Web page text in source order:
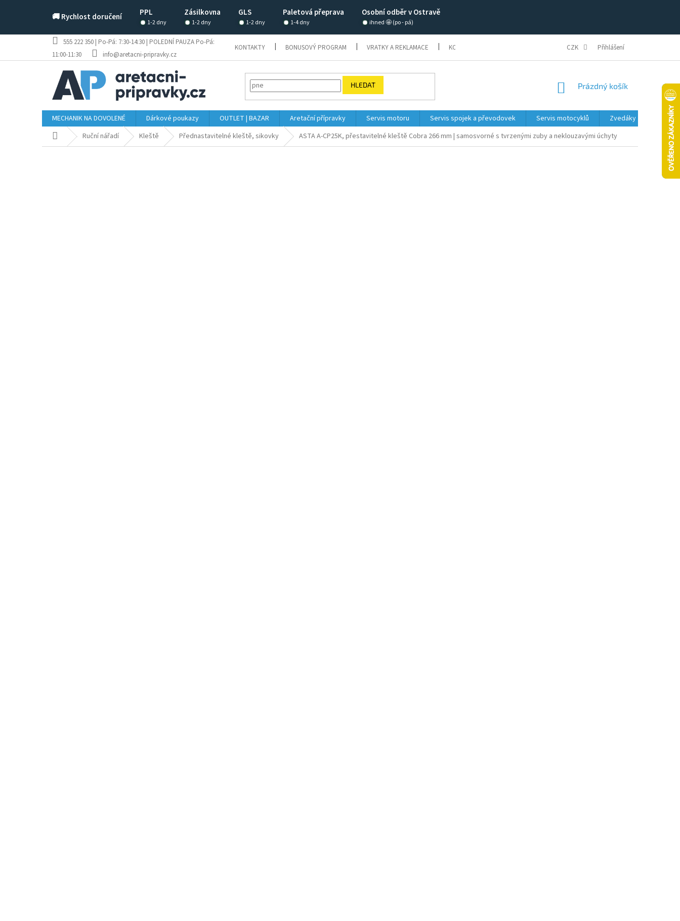
🚚 Rychlost doručení PPL Zásilkovna GLS Paletová přeprava Osobní odběr v Ostravě
1-2 dny 1-2 dny 1-2 dny 1-4 dny ihned 🤩 (po - pá)
555 222 350 | Po-Pá: 7:30-14:30 | POLEDNÍ PAUZA Po-Pá:
11:00-11:30
info@aretacni-pripravky.cz
KONTAKTY BONUSOVÝ PROGRAM VRATKY A REKLAMACE KONFIGURÁTOR REKLAMAČNÍ ŘÁD A PODMÍNKY OBCHODNÍ
CZK Přihlášení
HLEDAT
NÁKUPNÍ
Prázdný košík
MECHANIK NA DOVOLENÉ Dárkové poukazy OUTLET | BAZAR Aretační přípravky Servis motoru Servis spojek a převodovek Servis motocyklů Zvedáky
Domů Ruční nářadí Kleště Přednastavitelné kleště, sikovky ASTA A-CP25K, přestavitelné kleště Cobra 266 mm | samosvorné s tvrzenými zuby a neklouzavými úchyty